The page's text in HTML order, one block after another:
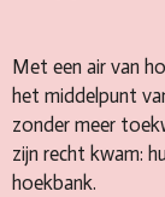
Met een air van
het middelpunt
zonder meer
zijn recht kwam:
hoekbank.